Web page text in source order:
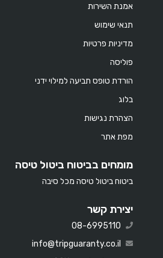
אמנת השירות
תנאי שימוש
מדיניות פרטיות
פוליסה
הורדת טופס תביעה למילוי ידני
בלוג
הצהרת נגישות
מפת אתר
מומחים בביטוח ביטול טיסה
ביטוח ביטול טיסה מכל סיבה
יצירת קשר
08-6995110
info@tripguaranty.co.il